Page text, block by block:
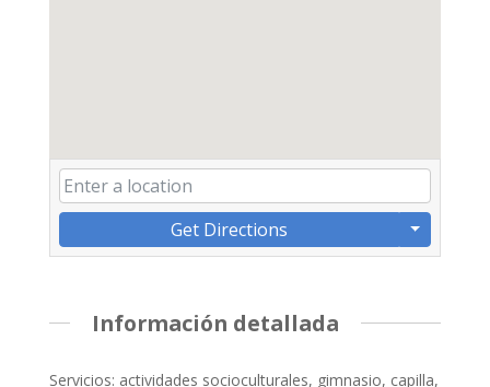
Get Directions
Información detallada
Servicios: actividades socioculturales, gimnasio, capilla,